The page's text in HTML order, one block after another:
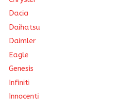
Dacia
Daihatsu
Daimler
Eagle
Genesis
Infiniti
Innocenti